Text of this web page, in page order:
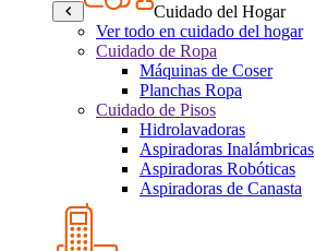
Cuidado del Hogar
Ver todo en cuidado del hogar
Cuidado de Ropa
Máquinas de Coser
Planchas Ropa
Cuidado de Pisos
Hidrolavadoras
Aspiradoras Inalámbricas
Aspiradoras Robóticas
Aspiradoras de Canasta